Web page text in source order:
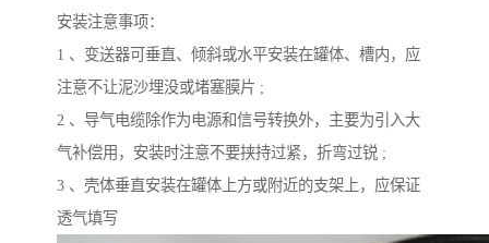
安装注意事项：
1 、变送器可垂直、倾斜或水平安装在罐体、槽内，应
注意不让泥沙埋没或堵塞膜片 ;
2 、导气电缆除作为电源和信号转换外，主要为引入大
气补偿用，安装时注意不要挟持过紧，折弯过锐 ;
3 、壳体垂直安装在罐体上方或附近的支架上，应保证
透气填写